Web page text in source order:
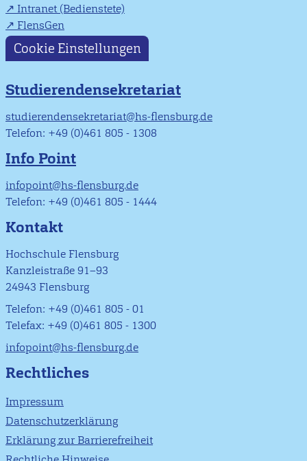
Intranet (Bedienstete)
FlensGen
Cookie Einstellungen
Studierendensekretariat
studierendensekretariat@hs-flensburg.de
Telefon: +49 (0)461 805 - 1308
Info Point
infopoint@hs-flensburg.de
Telefon: +49 (0)461 805 - 1444
Kontakt
Hochschule Flensburg
Kanzleistraße 91–93
24943 Flensburg
Telefon: +49 (0)461 805 - 01
Telefax: +49 (0)461 805 - 1300
infopoint@hs-flensburg.de
Rechtliches
Impressum
Datenschutzerklärung
Erklärung zur Barrierefreiheit